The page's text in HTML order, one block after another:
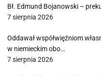
Bł. Edmund Bojanowski –
7 sierpnia 2026
Oddawał współwięźniom
w niemieckim obo…
7 sierpnia 2026